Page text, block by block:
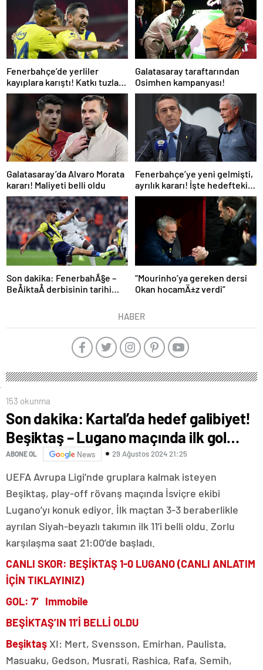
Fenerbahçe’de yerliler
kayıplara karıştı! Katkı tuzla
buz oldu
Galatasaray taraftarından
Osimhen kampanyası!
Galatasaray’da Alvaro Morata
kararı! Maliyeti belli oldu
Fenerbahçe’ye yeni gelmişti,
ayrılık kararı! İşte hedefteki
ilk yıldız
Son dakika: FenerbahÃ§e –
BeÅiktaÅ derbisinin tarihi
“Mourinho’ya gereken dersi
Okan hocamÄ±z verdi”
HABER
153 okunma
Son dakika: Kartal’da hedef galibiyet!
Beşiktaş – Lugano maçında ilk gol…
ABONE OL News 29 Ağustos 2024 21:25
UEFA Avrupa Ligi’nde gruplara kalmak isteyen
Beşiktaş, play-off rövanş maçında İsviçre ekibi
Lugano’yı konuk ediyor. İlk maçtan 3-3 beraberlikle
ayrılan Siyah-beyazlı takımın ilk 11’i belli oldu. Zorlu
karşılaşma saat 21:00’de başladı.
CANLI SKOR: BEŞİKTAŞ 1-0 LUGANO (CANLI ANLATIM
İÇİN TIKLAYINIZ)
GOL: 7′ Immobile
BEŞİKTAŞ’IN 11’İ BELLİ OLDU
BeşiktaşXI: Mert, Svensson, Emirhan, Paulista,
Masuaku, Gedson, Musrati, Rashica, Rafa, Semih,